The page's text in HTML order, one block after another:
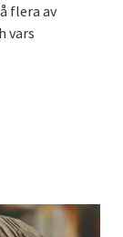
flera av
vars